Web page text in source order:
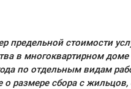
предельной стоимости
в многоквартирном
по отдельным видам
размере сбора с жильцов,